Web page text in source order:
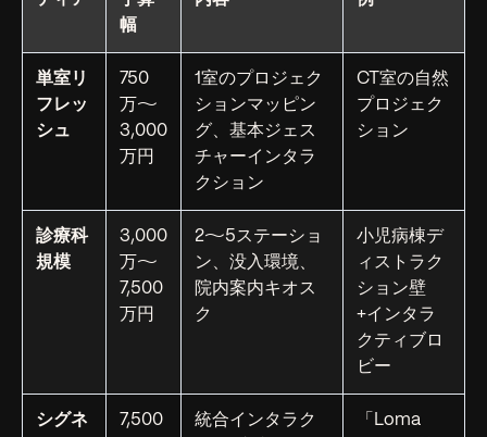
幅
単室リ
フレッ
シュ
750
万〜
3,000
万円
1室のプロジェク
ションマッピン
グ、基本ジェス
チャーインタラ
クション
CT室の自然
プロジェク
ション
診療科
規模
3,000
万〜
7,500
万円
2〜5ステーショ
ン、没入環境、
院内案内キオス
ク
小児病棟デ
ィストラク
ション壁
+インタラ
クティブロ
ビー
シグネ
7,500
統合インタラク
「Loma